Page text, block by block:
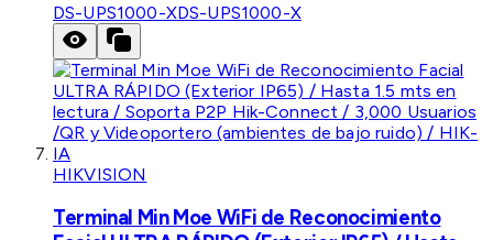
DS-UPS1000-XDS-UPS1000-X
HIKVISION
Terminal Min Moe WiFi de Reconocimiento